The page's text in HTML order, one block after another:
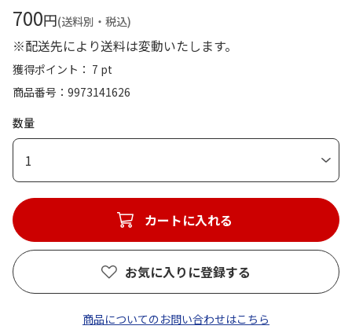
700円(送料別・税込)
※配送先により送料は変動いたします。
獲得ポイント： 7 pt
商品番号
9973141626
数量
1
カートに入れる
お気に入りに登録する
商品についてのお問い合わせはこちら